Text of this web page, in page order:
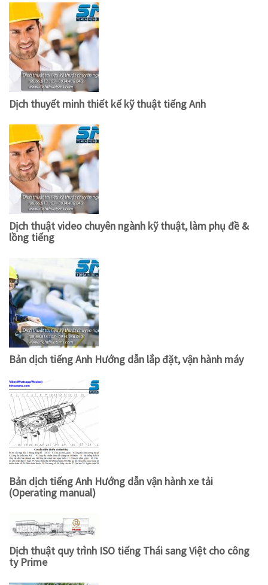
Dịch thuyết minh thiết kế kỹ thuật tiếng Anh
Dịch thuật video chuyên ngành kỹ thuật, làm phụ đề &
lồng tiếng
Bản dịch tiếng Anh Hướng dẫn lắp đặt, vận hành máy
Bản dịch tiếng Anh Hướng dẫn vận hành xe tải
(Operating manual)
Dịch thuật quy trình ISO tiếng Thái sang Việt cho công
ty Prime